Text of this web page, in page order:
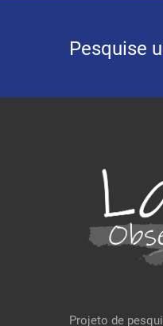
Pesquise
Projeto de